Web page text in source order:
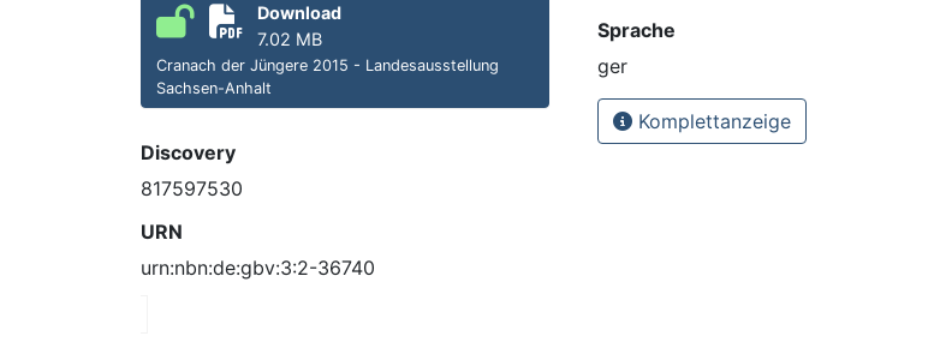
Download
7.02 MB
Cranach der Jüngere 2015 - Landesausstellung
Sachsen-Anhalt
Discovery
817597530
URN
urn:nbn:de:gbv:3:2-36740
Sprache
ger
Komplettanzeige